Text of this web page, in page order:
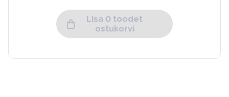
Lisa 0 toodet
ostukorvi